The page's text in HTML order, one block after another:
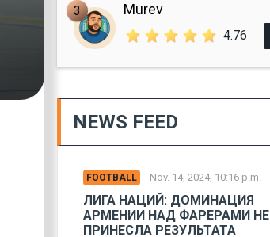
3 Murev
4.76
NEWS FEED
FOOTBALL Nov. 14, 2024, 10:16 p.m.
ЛИГА НАЦИЙ: ДОМИНАЦИЯ
АРМЕНИИ НАД ФАРЕРАМИ НЕ
ПРИНЕСЛА РЕЗУЛЬТАТА